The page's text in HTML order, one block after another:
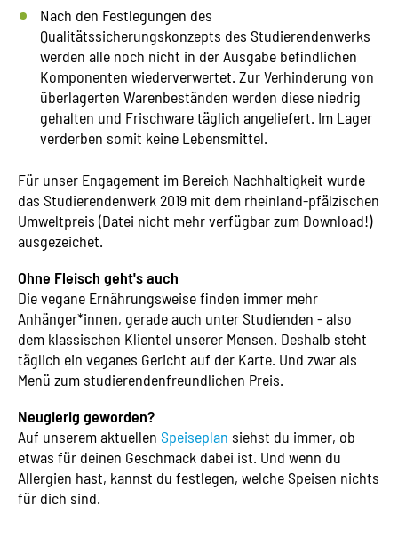
Nach den Festlegungen des
Qualitätssicherungskonzepts des Studierendenwerks
werden alle noch nicht in der Ausgabe befindlichen
Komponenten wiederverwertet. Zur Verhinderung von
überlagerten Warenbeständen werden diese niedrig
gehalten und Frischware täglich angeliefert. Im Lager
verderben somit keine Lebensmittel.
Für unser Engagement im Bereich Nachhaltigkeit wurde
das Studierendenwerk 2019 mit dem rheinland-pfälzischen
Umweltpreis (Datei nicht mehr verfügbar zum Download!)
ausgezeichet.
Ohne Fleisch geht's auch
Die vegane Ernährungsweise finden immer mehr
Anhänger*innen, gerade auch unter Studienden - also
dem klassischen Klientel unserer Mensen. Deshalb steht
täglich ein veganes Gericht auf der Karte. Und zwar als
Menü zum studierendenfreundlichen Preis.
Neugierig geworden?
Auf unserem aktuellen Speiseplan siehst du immer, ob
etwas für deinen Geschmack dabei ist. Und wenn du
Allergien hast, kannst du festlegen, welche Speisen nichts
für dich sind.